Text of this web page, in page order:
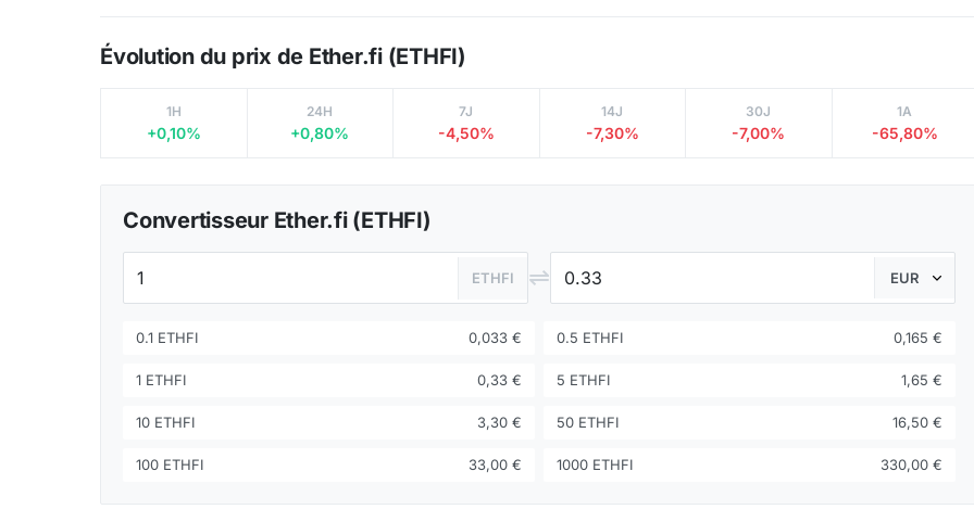
Évolution du prix de Ether.fi (ETHFI)
1H
+0,10%
24H
+0,80%
7J
-4,50%
14J
-7,30%
30J
-7,00%
1A
-65,80%
Convertisseur Ether.fi (ETHFI)
ETHFI ⇌
0.1 ETHFI 0,033 € 0.5 ETHFI 0,165 €
1 ETHFI 0,33 € 5 ETHFI 1,65 €
10 ETHFI 3,30 € 50 ETHFI 16,50 €
100 ETHFI 33,00 € 1000 ETHFI 330,00 €